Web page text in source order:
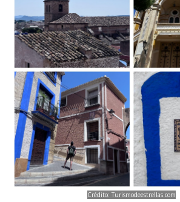
Crédito: Turismodeestrellas.com